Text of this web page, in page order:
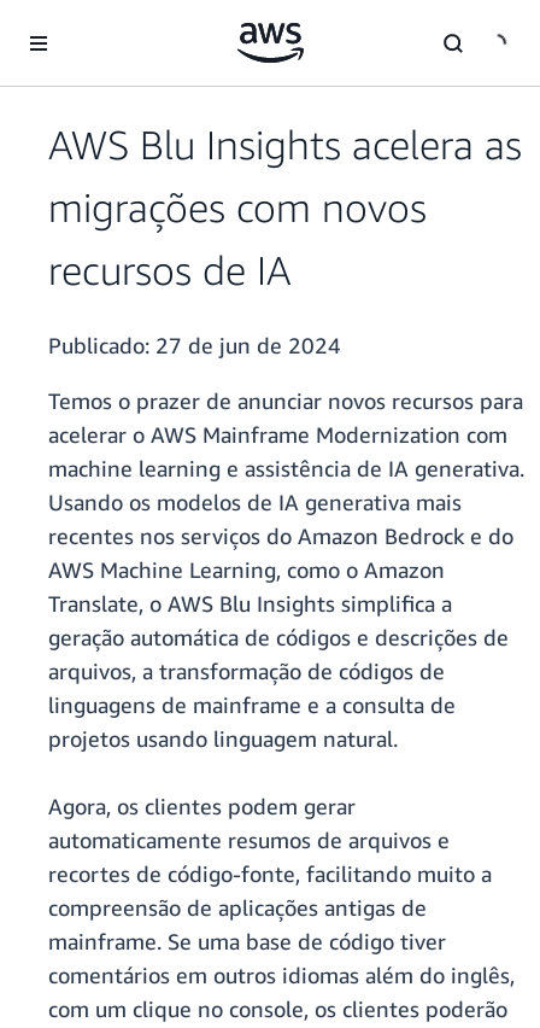
Pular para o conteúdo principal
AWS Blu Insights acelera as
migrações com novos
recursos de IA
Publicado: 27 de jun de 2024
Temos o prazer de anunciar novos recursos para
acelerar o AWS Mainframe Modernization com
machine learning e assistência de IA generativa.
Usando os modelos de IA generativa mais
recentes nos serviços do Amazon Bedrock e do
AWS Machine Learning, como o Amazon
Translate, o AWS Blu Insights simplifica a
geração automática de códigos e descrições de
arquivos, a transformação de códigos de
linguagens de mainframe e a consulta de
projetos usando linguagem natural.
Agora, os clientes podem gerar
automaticamente resumos de arquivos e
recortes de código-fonte, facilitando muito a
compreensão de aplicações antigas de
mainframe. Se uma base de código tiver
comentários em outros idiomas além do inglês,
com um clique no console, os clientes poderão